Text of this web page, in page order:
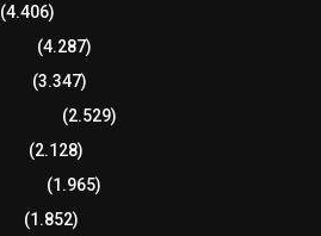
(4.406)
(4.287)
(3.347)
(2.529)
(2.128)
(1.965)
(1.852)